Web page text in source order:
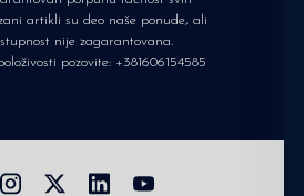
artikli su deo naše ponude, ali
nije zagarantovana.
pozovite: +381606154585